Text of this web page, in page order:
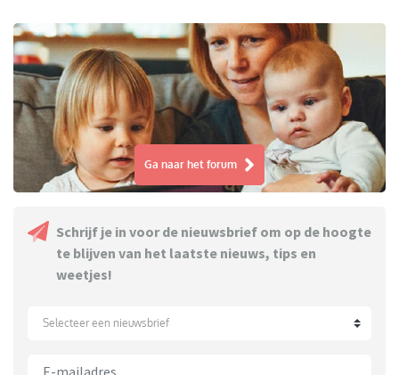
Ga naar het forum
Schrijf je in voor de nieuwsbrief om op de hoogte
te blijven van het laatste nieuws, tips en
weetjes!
Selecteer een nieuwsbrief